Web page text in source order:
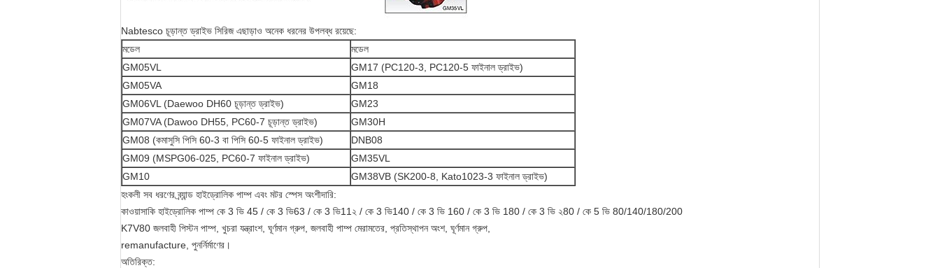
Nabtesco চূড়ান্ত ড্রাইভ সিরিজ এছাড়াও অনেক ধরনের উপলব্ধ রয়েছে:
মডেল
মডেল
GM05VL
GM17 (PC120-3, PC120-5 ফাইনাল ড্রাইভ)
GM05VA
GM18
GM06VL (Daewoo DH60 চূড়ান্ত ড্রাইভ)
GM23
GM07VA (Dawoo DH55, PC60-7 চূড়ান্ত ড্রাইভ)
GM30H
GM08 (কমাসুসি পিসি 60-3 বা পিসি 60-5 ফাইনাল ড্রাইভ)
DNB08
GM09 (MSPG06-025, PC60-7 ফাইনাল ড্রাইভ)
GM35VL
GM10
GM38VB (SK200-8, Kato1023-3 ফাইনাল ড্রাইভ)
হংকলী সব ধরণের ব্র্যান্ড হাইড্রোলিক পাম্প এবং মটর স্পেস অংশীদারি:
কাওয়াসাকি হাইড্রোলিক পাম্প কে 3 ভি 45 / কে 3 ভি63 / কে 3 ভি11২ / কে 3 ভি140 / কে 3 ভি 160 / কে 3 ভি 180 / কে 3 ভি ২80 / কে 5 ভি 80/140/180/200
K7V80 জলবাহী পিস্টন পাম্প, খুচরা যন্ত্রাংশ, ঘূর্ণমান গ্রুপ, জলবাহী পাম্প মেরামতের, প্রতিস্থাপন অংশ, ঘূর্ণমান গ্রুপ,
remanufacture, পুনর্নির্মাণের।
অতিরিক্ত: